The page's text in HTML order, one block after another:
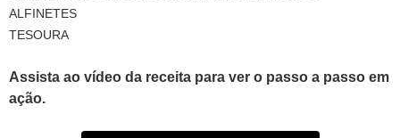
ALFINETES
TESOURA
Assista ao vídeo da receita para ver o passo a passo em
ação.